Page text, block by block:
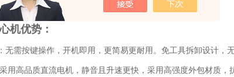
即用，简易耐用。
机优势：
需按键操作，开机即用，更简易更耐用。免工具拆卸设计，无
高品质直流电机，静音且升速更快，采用高强度外包材质，